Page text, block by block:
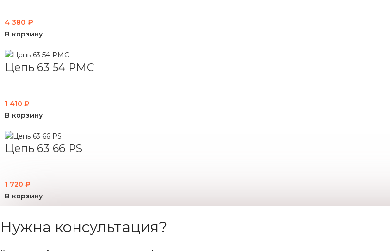
4 380 ₽
В корзину
Цепь 63 54 PMC
1 410 ₽
В корзину
Цепь 63 66 PS
1 720 ₽
В корзину
Нужна консультация?